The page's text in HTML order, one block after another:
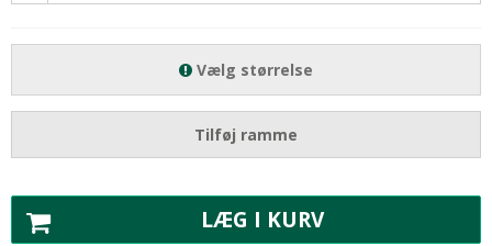
Vælg størrelse
Tilføj ramme
LÆG I KURV